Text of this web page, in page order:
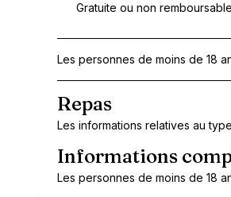
Gratuite ou non
Les personnes de moins de 18
Repas
Les informations relatives au
Informations
Les personnes de moins de 18